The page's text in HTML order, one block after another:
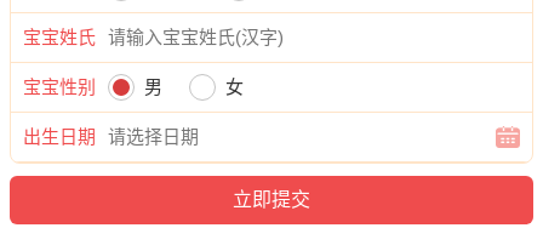
姗昕、梓甜、澜馨、琼澜、晴云、姗欣、芙婉、悦蓓、洁妍、
梓珞、琦姿、影云、采芷、怡清、恩菲、裳滢、嫣晴、丽梵、
妤雅、芙芊、秋蓓、冰梦、姝秋、舒梵、妙蕾、茹晓、林恬、
黛虞、璟昕、淇滢、雅裳、梦俪、萱萱、傲朵、蓉蕾、姗静、
痴奕、采馨、笑缦。
宝宝姓氏
宝宝性别 男 女
出生日期